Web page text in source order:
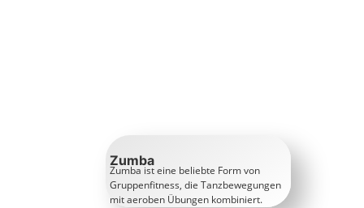
Zumba
Zumba ist eine beliebte Form von
Gruppenfitness, die Tanzbewegungen
mit aeroben Übungen kombiniert.